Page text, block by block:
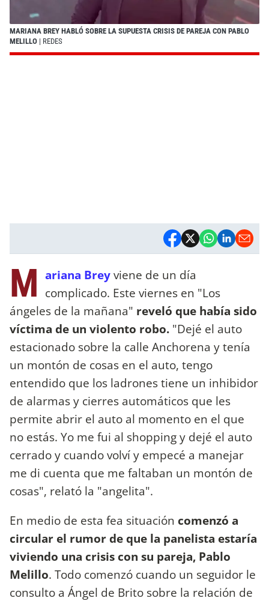
MARIANA BREY HABLÓ SOBRE LA SUPUESTA CRISIS DE PAREJA CON PABLO
MELILLO | REDES
M ariana Breyviene de un día
complicado. Este viernes en "Los
ángeles de la mañana" reveló que había sido
víctima de un violento robo. "Dejé el auto
estacionado sobre la calle Anchorena y tenía
un montón de cosas en el auto, tengo
entendido que los ladrones tiene un inhibidor
de alarmas y cierres automáticos que les
permite abrir el auto al momento en el que
no estás. Yo me fui al shopping y dejé el auto
cerrado y cuando volví y empecé a manejar
me di cuenta que me faltaban un montón de
cosas", relató la "angelita".
En medio de esta fea situación comenzó a
circular el rumor de que la panelista estaría
viviendo una crisis con su pareja, Pablo
Melillo. Todo comenzó cuando un seguidor le
consulto a Ángel de Brito sobre la relación de